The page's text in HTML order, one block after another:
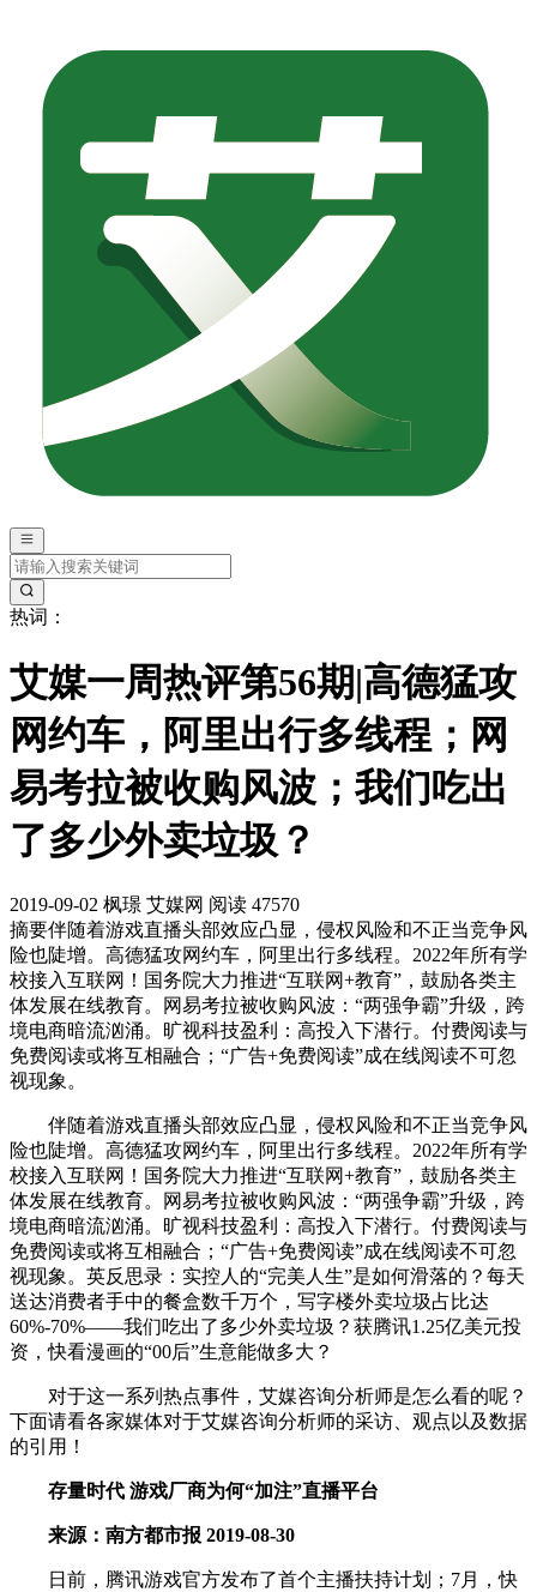
热词：
艾媒一周热评第56期|高德猛攻
网约车，阿里出行多线程；网
易考拉被收购风波；我们吃出
了多少外卖垃圾？
2019-09-02 枫璟 艾媒网 阅读 47570
摘要伴随着游戏直播头部效应凸显，侵权风险和不正当竞争风
险也陡增。高德猛攻网约车，阿里出行多线程。2022年所有学
校接入互联网！国务院大力推进“互联网+教育”，鼓励各类主
体发展在线教育。网易考拉被收购风波：“两强争霸”升级，跨
境电商暗流汹涌。旷视科技盈利：高投入下潜行。付费阅读与
免费阅读或将互相融合；“广告+免费阅读”成在线阅读不可忽
视现象。
伴随着游戏直播头部效应凸显，侵权风险和不正当竞争风
险也陡增。高德猛攻网约车，阿里出行多线程。2022年所有学
校接入互联网！国务院大力推进“互联网+教育”，鼓励各类主
体发展在线教育。网易考拉被收购风波：“两强争霸”升级，跨
境电商暗流汹涌。旷视科技盈利：高投入下潜行。付费阅读与
免费阅读或将互相融合；“广告+免费阅读”成在线阅读不可忽
视现象。英反思录：实控人的“完美人生”是如何滑落的？每天
送达消费者手中的餐盒数千万个，写字楼外卖垃圾占比达
60%-70%——我们吃出了多少外卖垃圾？获腾讯1.25亿美元投
资，快看漫画的“00后”生意能做多大？
对于这一系列热点事件，艾媒咨询分析师是怎么看的呢？
下面请看各家媒体对于艾媒咨询分析师的采访、观点以及数据
的引用！
存量时代 游戏厂商为何“加注”直播平台
来源：南方都市报 2019-08-30
日前，腾讯游戏官方发布了首个主播扶持计划；7月，快